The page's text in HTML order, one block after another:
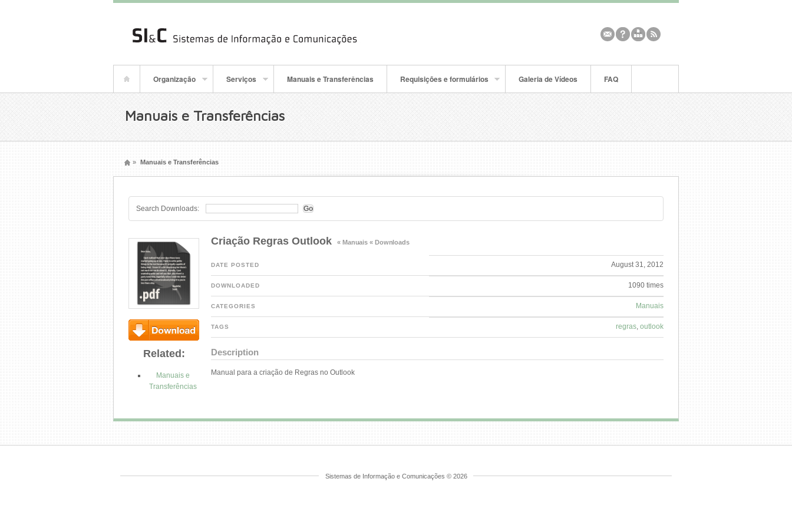
Organização Serviços Manuais e Transferências Requisições e formulários Galeria de Vídeos FAQ
Manuais e Transferências
» Manuais e Transferências
Search Downloads:
Related:
Manuais e
Transferências
Criação Regras Outlook « Manuais « Downloads
DATE POSTED August 31, 2012
DOWNLOADED 1090 times
CATEGORIES Manuais
TAGS regras outlook
Description
Manual para a criação de Regras no Outlook
Sistemas de Informação e Comunicações © 2026